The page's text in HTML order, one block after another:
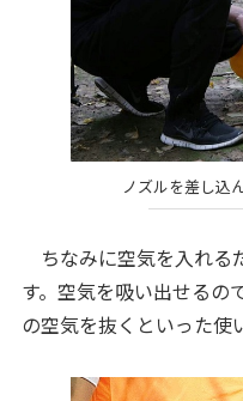
ノズルを差し込
ちなみに空気を入れる
す。空気を吸い出せるの
の空気を抜くといった使